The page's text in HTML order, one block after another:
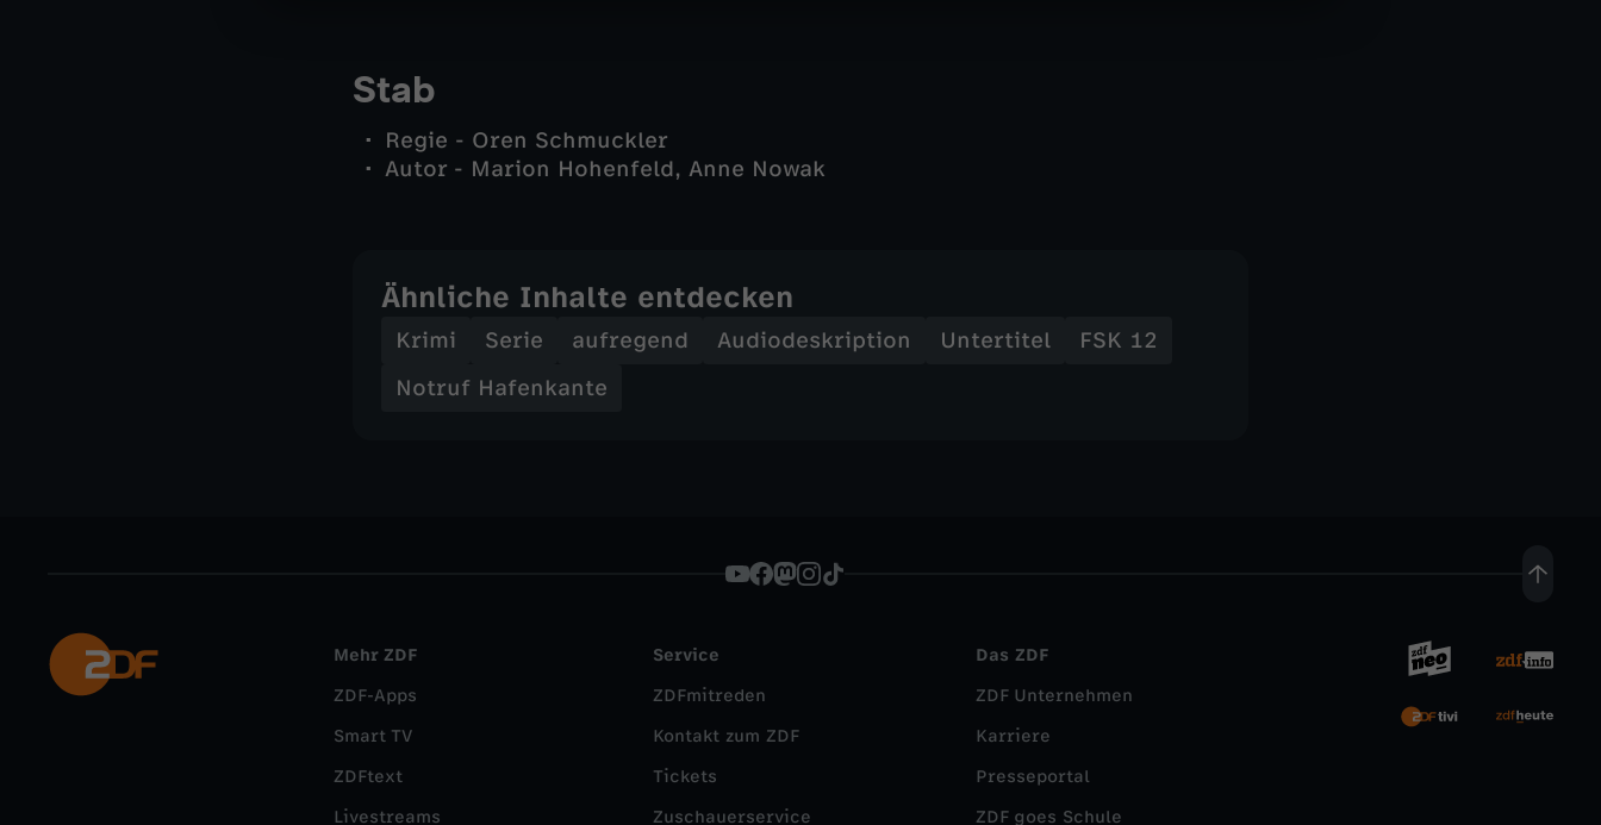
Stab
Regie - Oren Schmuckler
Autor - Marion Hohenfeld, Anne Nowak
Ähnliche Inhalte entdecken
Krimi Serie aufregend Audiodeskription Untertitel
FSK 12
Notruf Hafenkante
Mehr ZDF
ZDF-Apps
Smart TV
ZDFtext
Livestreams
Service
ZDFmitreden
Kontakt zum ZDF
Tickets
Zuschauerservice
Das ZDF
ZDF Unternehmen
Karriere
Presseportal
ZDF goes Schule